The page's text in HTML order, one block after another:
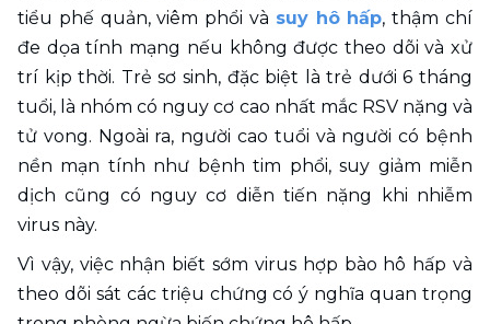
tiểu phế quản, viêm phổi và suy hô hấp, thậm chí
đe dọa tính mạng nếu không được theo dõi và xử
trí kịp thời. Trẻ sơ sinh, đặc biệt là trẻ dưới 6 tháng
tuổi, là nhóm có nguy cơ cao nhất mắc RSV nặng và
tử vong. Ngoài ra, người cao tuổi và người có bệnh
nền mạn tính như bệnh tim phổi, suy giảm miễn
dịch cũng có nguy cơ diễn tiến nặng khi nhiễm
virus này.
Vì vậy, việc nhận biết sớm virus hợp bào hô hấp và
theo dõi sát các triệu chứng có ý nghĩa quan trọng